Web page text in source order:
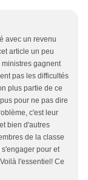
avec un revenu
article un peu
ministres gagnent
pas les difficultés
plus partie de ce
pour ne pas dire
c'est leur
bien d'autres
de la classe
pour et
l'essentiel! Ce